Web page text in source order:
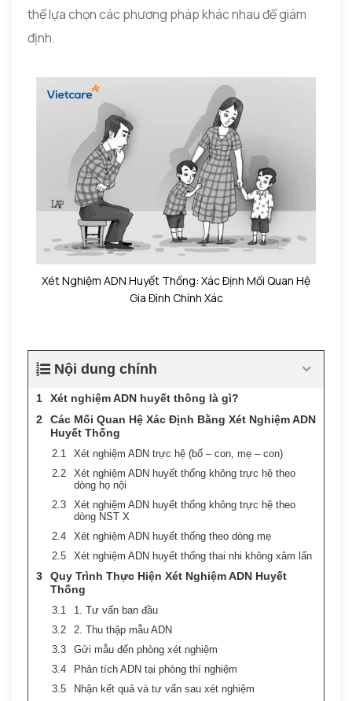
thể lựa chọn các phương pháp khác nhau để giám
định.
Xét Nghiệm ADN Huyết Thống: Xác Định Mối Quan Hệ
Gia Đình Chính Xác
Nội dung chính
Xét nghiệm ADN huyết thông là gì?
Các Mối Quan Hệ Xác Định Bằng Xét Nghiệm ADN
Huyết Thống
Xét nghiệm ADN trực hệ (bố – con, mẹ – con)
Xét nghiệm ADN huyết thống không trực hệ theo
dòng họ nội
Xét nghiệm ADN huyết thống không trực hệ theo
dòng NST X
Xét nghiệm ADN huyết thống theo dòng mẹ
Xét nghiệm ADN huyết thống thai nhi không xâm lấn
Quy Trình Thực Hiện Xét Nghiệm ADN Huyết
Thống
1. Tư vấn ban đầu
2. Thu thập mẫu ADN
Gửi mẫu đến phòng xét nghiệm
Phân tích ADN tại phòng thí nghiệm
Nhận kết quả và tư vấn sau xét nghiệm